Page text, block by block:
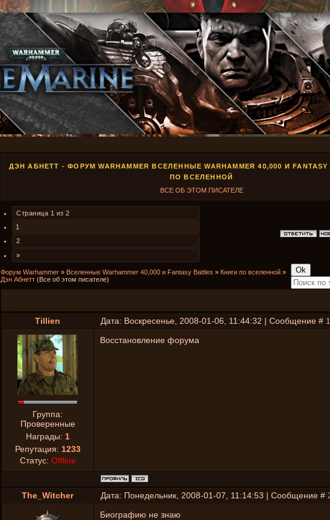
ДЭН АБНЕТТ - ФОРУМ WARHAMMER ВСЕЛЕННЫЕ WARHAMMER 40,000 И FANTASY
ПО ВСЕЛЕННОЙ
ВСЕ ОБ ЭТОМ ПИСАТЕЛЕ
Страница 1 из 2
1
2
»
Форум Warhammer » Вселенные Warhammer 40,000 и Fantasy Battles » Книги по вселенной »
Дэн Абнетт (Все об этом писателе)
Tillien Дата: Воскресенье, 2008-01-06, 11:44:32 | Сообщение # 1
Группа:
Проверенные
Награды: 1
Репутация: 1233
Статус: Offline
Восстановление форума
The_Witcher Дата: Понедельник, 2008-01-07, 11:14:53 | Сообщение #
Биографию не знаю